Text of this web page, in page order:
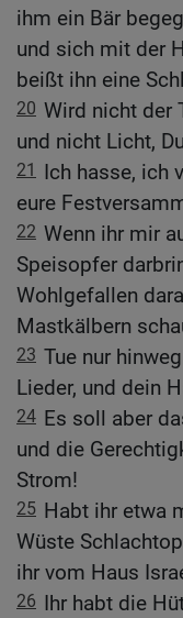
ihm ein Bär
und sich mit der
beißt ihn eine
20 Wird nicht der
und nicht Licht,
21
Ich hasse, ich
eure
22 Wenn ihr mir
Speisopfer
Wohlgefallen
Mastkälbern
23 Tue nur
Lieder, und dein
24 Es soll aber
und die
Strom!
25 Habt ihr etwa
Wüste
ihr vom Haus
26 Ihr habt die